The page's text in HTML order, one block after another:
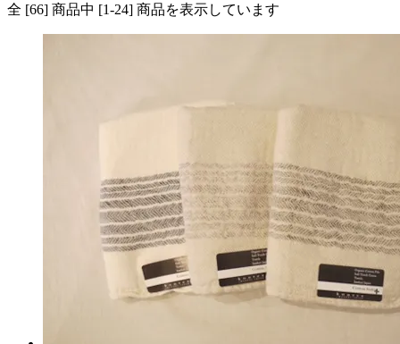
全 [66] 商品中 [1-24] 商品を表示しています